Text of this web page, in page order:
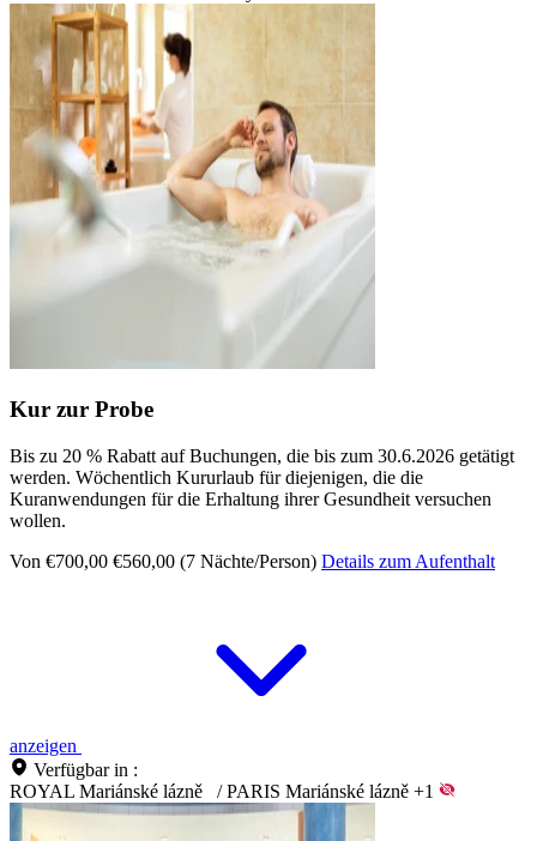
Kur zur Probe
Bis zu 20 % Rabatt auf Buchungen, die bis zum 30.6.2026 getätigt
werden. Wöchentlich Kururlaub für diejenigen, die die
Kuranwendungen für die Erhaltung ihrer Gesundheit versuchen
wollen.
Von €700,00 €560,00 (7 Nächte/Person) Details zum Aufenthalt
anzeigen
Verfügbar in :
ROYAL Mariánské lázně
/ PARIS Mariánské lázně +1